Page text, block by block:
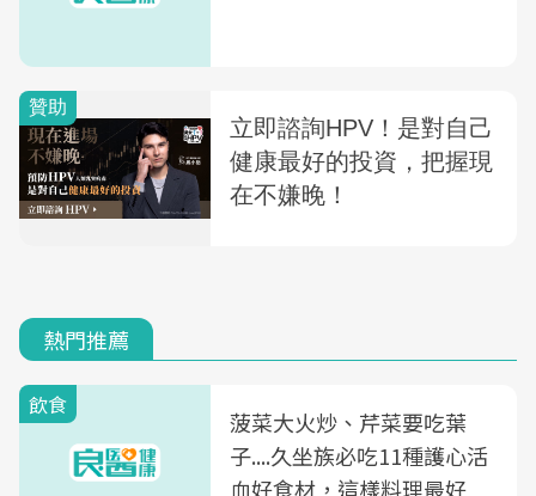
熱門推薦
飲食
菠菜大火炒、芹菜要吃葉
子....久坐族必吃11種護心活
血好食材，這樣料理最好